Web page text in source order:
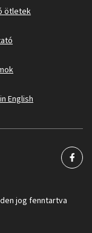
ötletek
English
jog fenntartva